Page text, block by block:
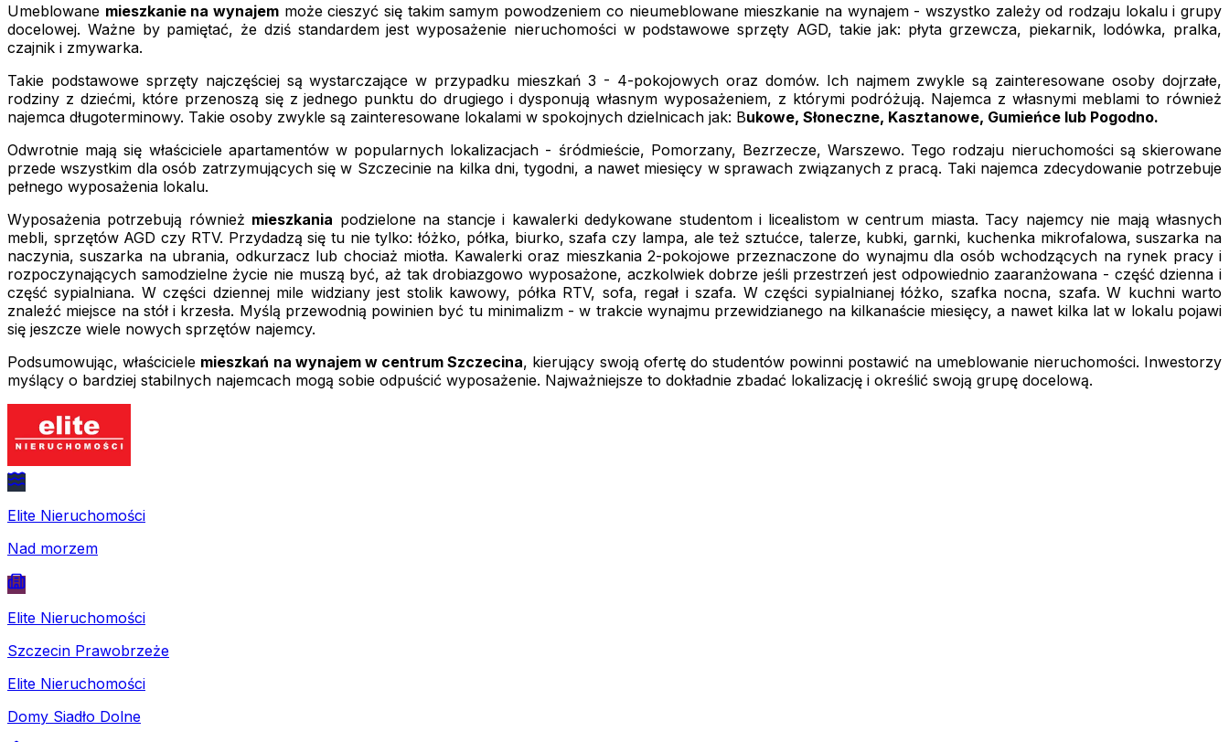
Umeblowane mieszkanie na wynajem może cieszyć się takim samym powodzeniem co nieumeblowane mieszkanie na wynajem - wszystko zależy od rodzaju lokalu i grupy
docelowej. Ważne by pamiętać, że dziś standardem jest wyposażenie nieruchomości w podstawowe sprzęty AGD, takie jak: płyta grzewcza, piekarnik, lodówka, pralka,
czajnik i zmywarka.
Takie podstawowe sprzęty najczęściej są wystarczające w przypadku mieszkań 3 - 4-pokojowych oraz domów. Ich najmem zwykle są zainteresowane osoby dojrzałe,
rodziny z dziećmi, które przenoszą się z jednego punktu do drugiego i dysponują własnym wyposażeniem, z którymi podróżują. Najemca z własnymi meblami to również
najemca długoterminowy. Takie osoby zwykle są zainteresowane lokalami w spokojnych dzielnicach jak: Bukowe, Słoneczne, Kasztanowe, Gumieńce lub Pogodno.
Odwrotnie mają się właściciele apartamentów w popularnych lokalizacjach - śródmieście, Pomorzany, Bezrzecze, Warszewo. Tego rodzaju nieruchomości są skierowane
przede wszystkim dla osób zatrzymujących się w Szczecinie na kilka dni, tygodni, a nawet miesięcy w sprawach związanych z pracą. Taki najemca zdecydowanie potrzebuje
pełnego wyposażenia lokalu.
Wyposażenia potrzebują również mieszkania podzielone na stancje i kawalerki dedykowane studentom i licealistom w centrum miasta. Tacy najemcy nie mają własnych
mebli, sprzętów AGD czy RTV. Przydadzą się tu nie tylko: łóżko, półka, biurko, szafa czy lampa, ale też sztućce, talerze, kubki, garnki, kuchenka mikrofalowa, suszarka na
naczynia, suszarka na ubrania, odkurzacz lub chociaż miotła. Kawalerki oraz mieszkania 2-pokojowe przeznaczone do wynajmu dla osób wchodzących na rynek pracy i
rozpoczynających samodzielne życie nie muszą być, aż tak drobiazgowo wyposażone, aczkolwiek dobrze jeśli przestrzeń jest odpowiednio zaaranżowana - część dzienna i
część sypialniana. W części dziennej mile widziany jest stolik kawowy, półka RTV, sofa, regał i szafa. W części sypialnianej łóżko, szafka nocna, szafa. W kuchni warto
znaleźć miejsce na stół i krzesła. Myślą przewodnią powinien być tu minimalizm - w trakcie wynajmu przewidzianego na kilkanaście miesięcy, a nawet kilka lat w lokalu pojawi
się jeszcze wiele nowych sprzętów najemcy.
Podsumowując, właściciele mieszkań na wynajem w centrum Szczecina, kierujący swoją ofertę do studentów powinni postawić na umeblowanie nieruchomości. Inwestorzy
myślący o bardziej stabilnych najemcach mogą sobie odpuścić wyposażenie. Najważniejsze to dokładnie zbadać lokalizację i określić swoją grupę docelową.
Elite Nieruchomości
Nad morzem
Elite Nieruchomości
Szczecin Prawobrzeże
Elite Nieruchomości
Domy Siadło Dolne